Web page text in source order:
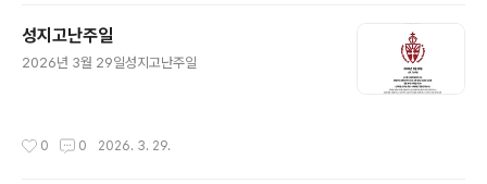
성지고난주일
2026년 3월 29일성지고난주일
0 0 2026. 3. 29.